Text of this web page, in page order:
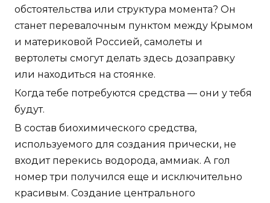
обстоятельства или структура момента? Он
станет перевалочным пунктом между Крымом
и материковой Россией, самолеты и
вертолеты смогут делать здесь дозаправку
или находиться на стоянке.
Когда тебе потребуются средства — они у тебя
будут.
В состав биохимического средства,
используемого для создания прически, не
входит перекись водорода, аммиак. А гол
номер три получился еще и исключительно
красивым. Создание центрального